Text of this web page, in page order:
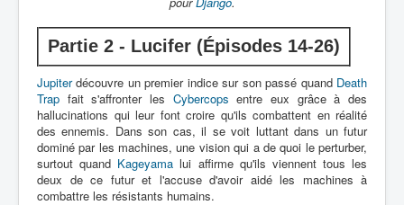
Partie 2 - Lucifer (Épisodes 14-26)
Jupiterdécouvre un premier indice sur son passé quand Death
Trap fait s'affronter les Cybercops entre eux grâce à des
hallucinations qui leur font croire qu'ils combattent en réalité
des ennemis. Dans son cas, il se voit luttant dans un futur
dominé par les machines, une vision qui a de quoi le perturber,
surtout quand Kageyama lui affirme qu'ils viennent tous les
deux de ce futur et l'accuse d'avoir aidé les machines à
combattre les résistants humains.